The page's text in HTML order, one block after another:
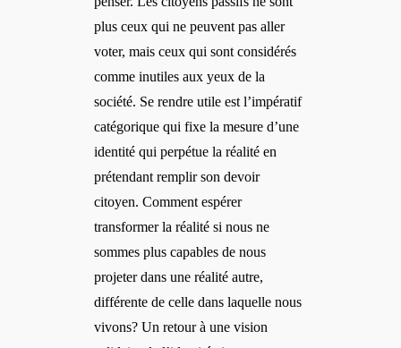
plus ceux qui ne peuvent pas aller
voter, mais ceux qui sont considérés
comme inutiles aux yeux de la
société. Se rendre utile est l’impératif
catégorique qui fixe la mesure d’une
identité qui perpétue la réalité en
prétendant remplir son devoir
citoyen. Comment espérer
transformer la réalité si nous ne
sommes plus capables de nous
projeter dans une réalité autre,
différente de celle dans laquelle nous
vivons? Un retour à une vision